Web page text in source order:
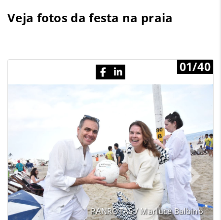
Veja fotos da festa na praia
PANROTAS / Marluce Balbino
01/40
Previous